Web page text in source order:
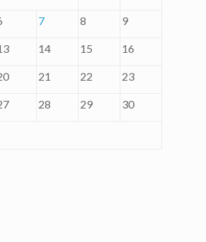
7 8 9
14 15 16
21 22 23
28 29 30